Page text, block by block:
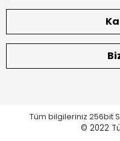
Tüm bilgileriniz 256bit
© 2022